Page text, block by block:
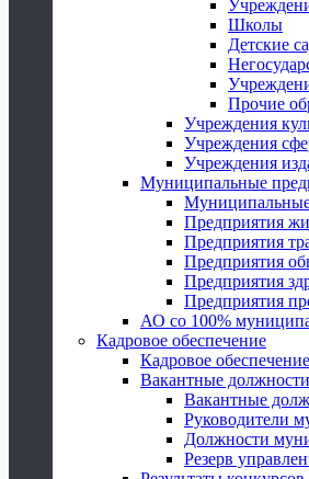
Школы
Детские
Прочие
Учреждения
Учреждения
Учреждения
Муниципальные
Предприятия
Предприятия
Предприятия
Предприятия
Предприятия
АО со 100%
Кадровое обеспечение
Кадровое обеспечение
Вакантные
Вакантные
Руководители
Должности
Резерв